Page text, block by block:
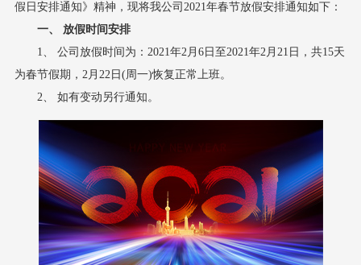
假日安排通知》精神，现将我公司2021年春节放假安排通知如下：
一、 放假时间安排
1、 公司放假时间为：2021年2月 6日至2021年2月 21 日，共15天
为春节假期， 2月 22日 (周一)恢复正常上班。
2、 如有变动另行通知。